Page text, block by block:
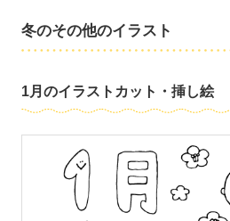
冬のその他のイラスト
1月のイラストカット・挿し絵